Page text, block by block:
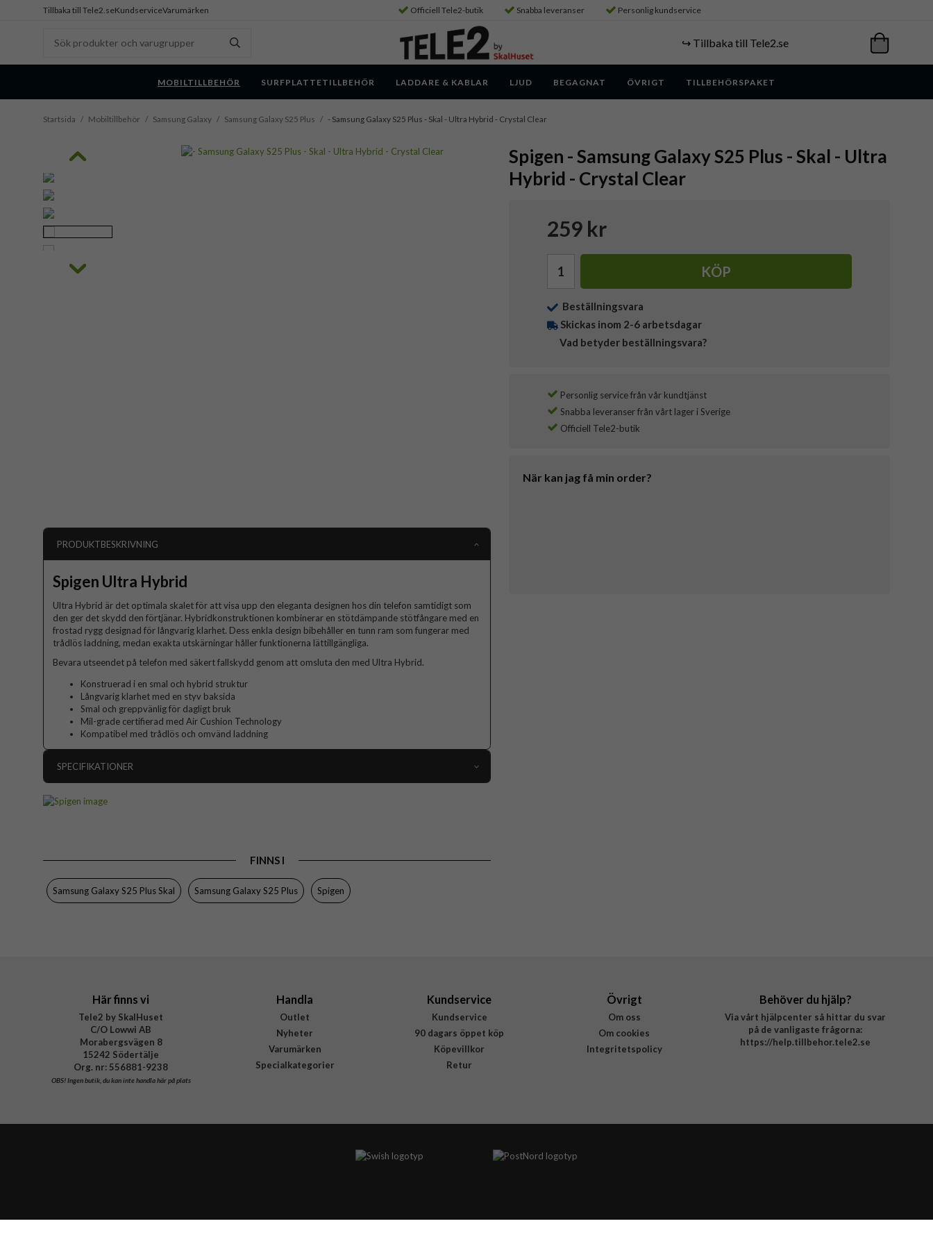
Tillbaka till Tele2.seKundserviceVarumärken Officiell Tele2-butik Snabba leveranser Personlig kundservice
↪️ Tillbaka till Tele2.se
MOBILTILLBEHÖR SURFPLATTETILLBEHÖR LADDARE & KABLAR LJUD BEGAGNAT ÖVRIGT TILLBEHÖRSPAKET
Startsida / Mobiltillbehör / Samsung Galaxy / Samsung Galaxy S25 Plus / - Samsung Galaxy S25 Plus - Skal - Ultra Hybrid - Crystal Clear
Spigen - Samsung Galaxy S25 Plus - Skal - Ultra
Hybrid - Crystal Clear
259 kr
KÖP
Beställningsvara
Skickas inom 2-6 arbetsdagar
Vad betyder beställningsvara?
Personlig service från vår kundtjänst
Snabba leveranser från vårt lager i Sverige
Officiell Tele2-butik
När kan jag få min order?
PRODUKTBESKRIVNING
Spigen Ultra Hybrid
Ultra Hybrid är det optimala skalet för att visa upp den eleganta designen hos din telefon samtidigt som
den ger det skydd den förtjänar. Hybridkonstruktionen kombinerar en stötdämpande stötfångare med en
frostad rygg designad för långvarig klarhet. Dess enkla design bibehåller en tunn ram som fungerar med
trådlös laddning, medan exakta utskärningar håller funktionerna lättillgängliga.
Bevara utseendet på telefon med säkert fallskydd genom att omsluta den med Ultra Hybrid.
Konstruerad i en smal och hybrid struktur
Långvarig klarhet med en styv baksida
Smal och greppvänlig för dagligt bruk
Mil-grade certifierad med Air Cushion Technology
Kompatibel med trådlös och omvänd laddning
SPECIFIKATIONER
Egenskaper
Trådlös laddning-kompatibel
Färg
Material
FINNS I
Samsung Galaxy S25 Plus Skal Samsung Galaxy S25 Plus Spigen
Här finns vi
Tele2 by SkalHuset
C/O Lowwi AB
Morabergsvägen 8
15242 Södertälje
Org. nr: 556881-9238
OBS!Ingen butik, du kan inte handla här på plats
Handla
Outlet
Nyheter
Varumärken
Specialkategorier
Kundservice
Kundservice
90 dagars öppet köp
Köpevillkor
Retur
Övrigt
Om oss
Om cookies
Integritetspolicy
Behöver du hjälp?
Via vårt hjälpcenter så hittar du svar
på de vanligaste frågorna:
https://help.tillbehor.tele2.se